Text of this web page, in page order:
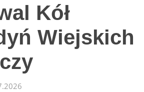
Kół
Wiejskich